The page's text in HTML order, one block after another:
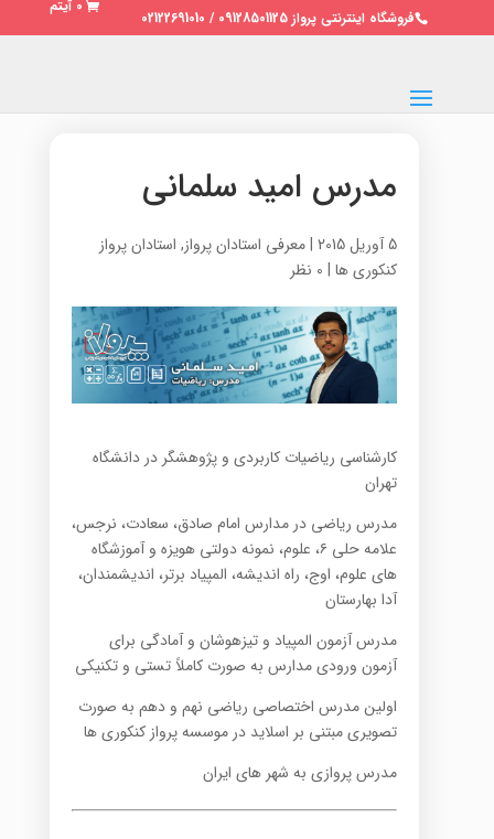
فروشگاه اینترنتی پرواز 09128501125 / 02122691010
0 آیتم
مدرس امید سلمانی
5 آوریل 2015 |معرفی استادان پرواز, استادان پرواز
کنکوری ها| 0 نظر
کارشناسی ریاضیات کاربردی و پژوهشگر در دانشگاه
تهران
مدرس ریاضی در مدارس امام صادق، سعادت، نرجس،
علامه حلی ۶، علوم، نمونه دولتی هویزه و آموزشگاه
های علوم، اوج، راه اندیشه، المپیاد برتر، اندیشمندان،
آدا بهارستان
مدرس آزمون المپیاد و تیزهوشان و آمادگی برای
آزمون ورودی مدارس به صورت کاملاً تستی و تکنیکی
اولین مدرس اختصاصی ریاضی نهم و دهم به صورت
تصویری مبتنی بر اسلاید در موسسه پرواز کنکوری ها
مدرس پروازی به شهر های ایران